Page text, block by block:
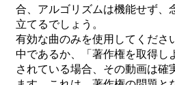
合、アルゴリズムは機能せず、
立てるでしょう。
有効な曲のみを使用してくださ
中であるか、「著作権を取得し
されている場合、その動画は確